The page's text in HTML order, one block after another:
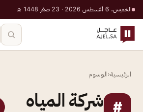
الخميس، 6 أغسطس 2026 · 23 صفر 1448 هـ
الرئيسية‹الوسوم
# شركة المياه